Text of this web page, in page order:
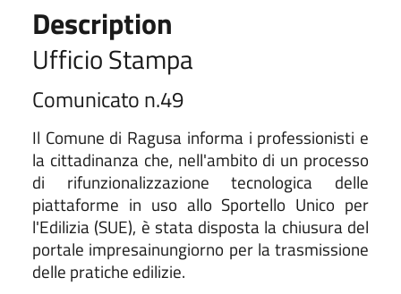
Description
Ufficio Stampa
Comunicato n.49
Il Comune di Ragusa informa i professionisti e
la cittadinanza che, nell'ambito di un processo
di rifunzionalizzazione tecnologica delle
piattaforme in uso allo Sportello Unico per
l'Edilizia (SUE), è stata disposta la chiusura del
portale impresainungiorno per la trasmissione
delle pratiche edilizie.